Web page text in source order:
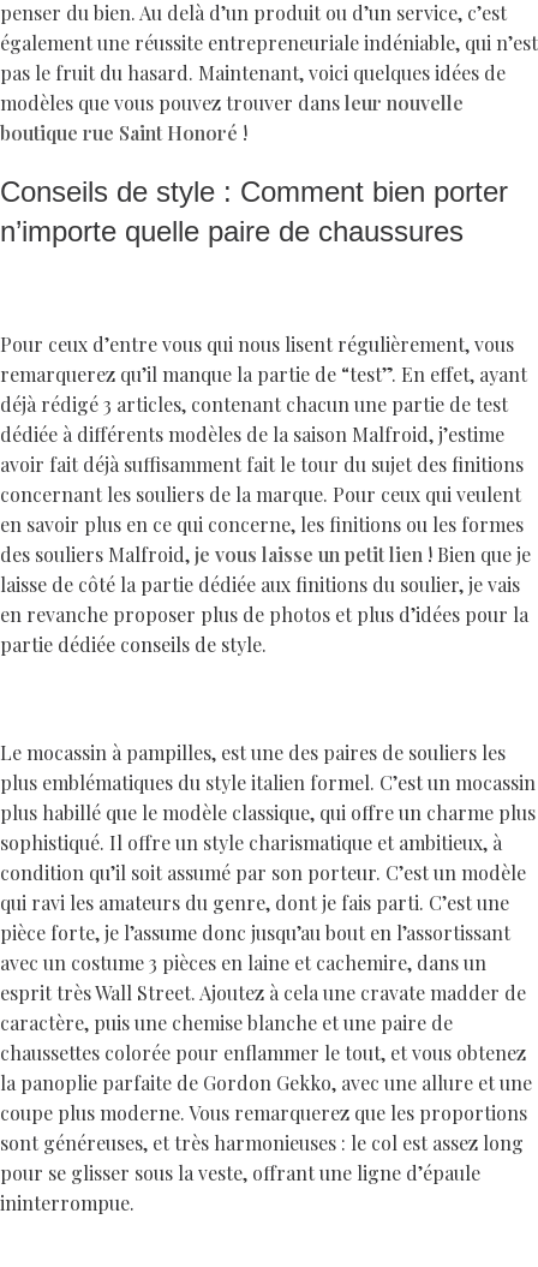
penser du bien. Au delà d’un produit ou d’un service, c’est
également une réussite entrepreneuriale indéniable, qui n’est
pas le fruit du hasard. Maintenant, voici quelques idées de
modèles que vous pouvez trouver dansleur nouvelle
boutique rue Saint Honoré !
Conseils de style : Comment bien porter
n’importe quelle paire de chaussures
Pour ceux d’entre vous qui nous lisent régulièrement, vous
remarquerez qu’il manque la partie de “test”. En effet, ayant
déjà rédigé 3 articles, contenant chacun une partie de test
dédiée à différents modèles de la saison Malfroid, j’estime
avoir fait déjà suffisamment fait le tour du sujet des finitions
concernant les souliers de la marque. Pour ceux qui veulent
en savoir plus en ce qui concerne, les finitions ou les formes
des souliers Malfroid,je vous laisse un petit lien ! Bien que je
laisse de côté la partie dédiée aux finitions du soulier, je vais
en revanche proposer plus de photos et plus d’idées pour la
partie dédiée conseils de style.
Le mocassin à pampilles, est une des paires de souliers les
plus emblématiques du style italien formel. C’est un mocassin
plus habillé que le modèle classique, qui offre un charme plus
sophistiqué. Il offre un style charismatique et ambitieux, à
condition qu’il soit assumé par son porteur. C’est un modèle
qui ravi les amateurs du genre, dont je fais parti. C’est une
pièce forte, je l’assume donc jusqu’au bout en l’assortissant
avec un costume 3 pièces en laine et cachemire, dans un
esprit très Wall Street. Ajoutez à cela une cravate madder de
caractère, puis une chemise blanche et une paire de
chaussettes colorée pour enflammer le tout, et vous obtenez
la panoplie parfaite de Gordon Gekko, avec une allure et une
coupe plus moderne. Vous remarquerez que les proportions
sont généreuses, et très harmonieuses : le col est assez long
pour se glisser sous la veste, offrant une ligne d’épaule
ininterrompue.